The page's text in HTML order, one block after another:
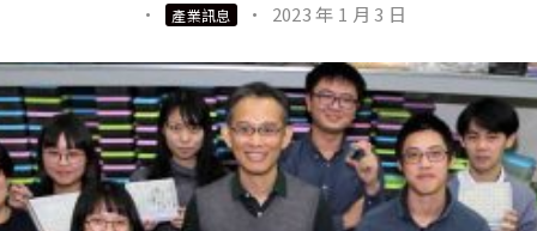
· 產業訊息 · 2023 年 1 月 3 日